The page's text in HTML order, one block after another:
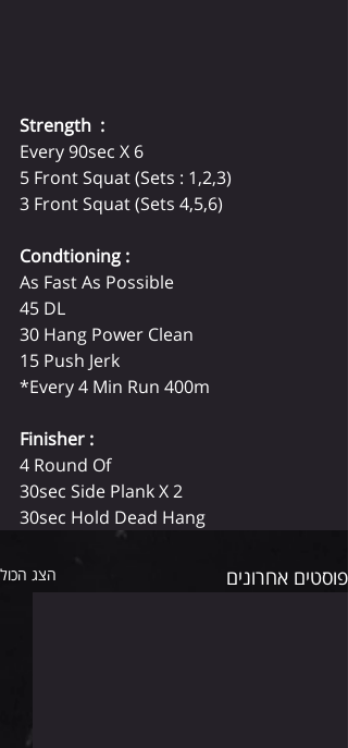
Strength  :
Every 90sec X 6
5 Front Squat (Sets : 1,2,3)
3 Front Squat (Sets 4,5,6)
Condtioning :
As Fast As Possible
45 DL
30 Hang Power Clean
15 Push Jerk
*Every 4 Min Run 400m
Finisher :
4 Round Of
30sec Side Plank X 2
30sec Hold Dead Hang
פוסטים אחרונים הצג הכול